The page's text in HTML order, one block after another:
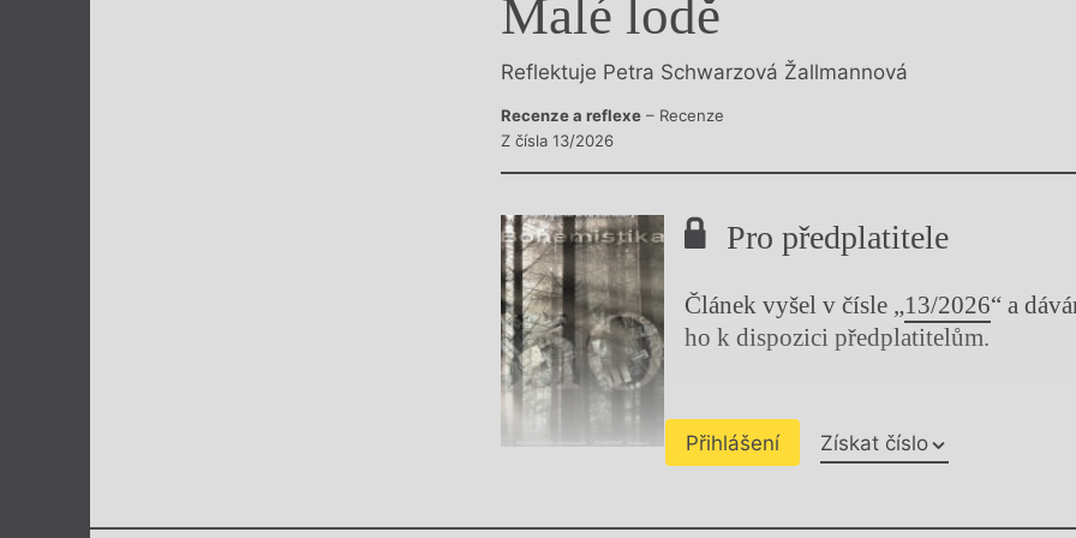
Výroční cenyMalé lodě
Reflektuje Petra Schwarzová Žallmannová
Recenze a reflexe – Recenze
Z čísla 13/2026
Pro předplatitele
Článek vyšel v čísle „13/2026“ a
ho k dispozici předplatitelům.
Přihlášení Získat číslo
Chviličku.